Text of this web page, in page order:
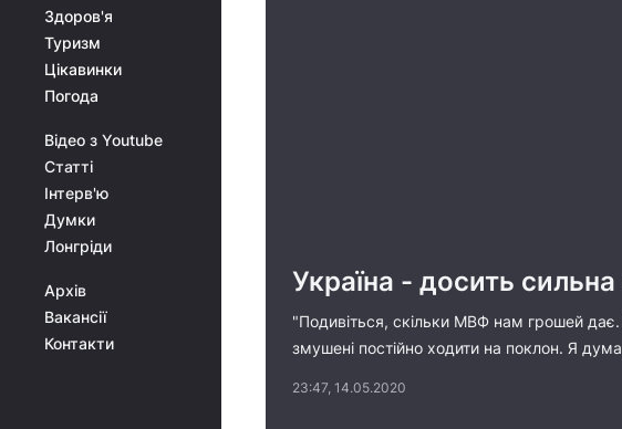
Здоров'я
Туризм
Цікавинки
Погода
Відео з Youtube
Статті
Інтерв'ю
Думки
Лонгріди
Архів
Вакансії
Контакти
Україна - досить
"Подивіться, скільки МВФ нам грошей
змушені постійно ходити на поклон. Я
23:47, 14.05.2020